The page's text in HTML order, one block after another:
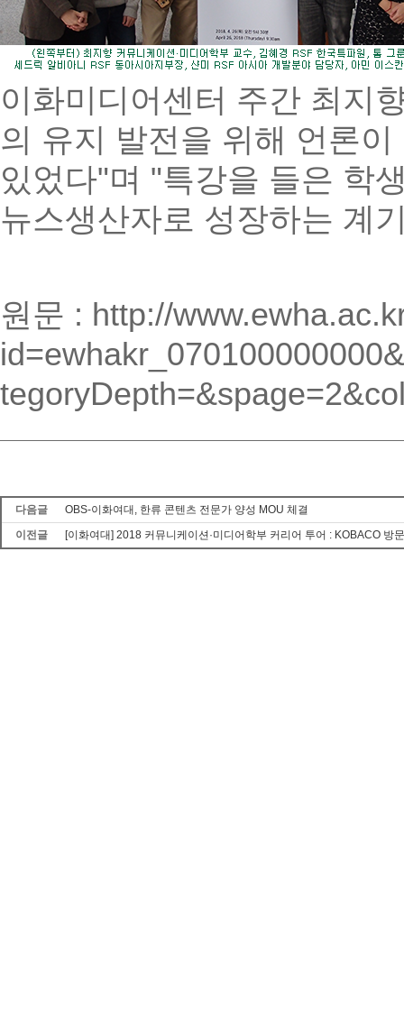
이화미디어센터 주간 최지
의 유지 발전을 위해 언론
있었다"며 "특강을 들은 학
뉴스생산자로 성장하는 계
원문 : http://
다음글
OBS-이화여대, 한류 콘텐츠 전문가 양성 MOU 체결
이전글
[이화여대] 2018 커뮤니케이션·미디어학부 커리어 투어 : KOBACO 방